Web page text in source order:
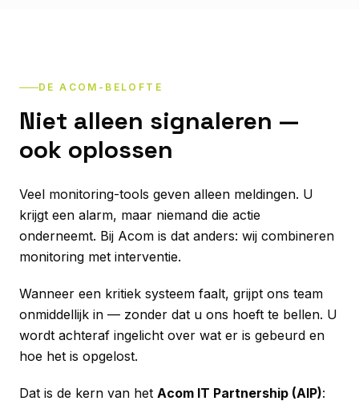
DE ACOM-BELOFTE
Niet alleen signaleren —
ook oplossen
Veel monitoring-tools geven alleen meldingen. U
krijgt een alarm, maar niemand die actie
onderneemt. Bij Acom is dat anders: wij combineren
monitoring met interventie.
Wanneer een kritiek systeem faalt, grijpt ons team
onmiddellijk in — zonder dat u ons hoeft te bellen. U
wordt achteraf ingelicht over wat er is gebeurd en
hoe het is opgelost.
Dat is de kern van het Acom IT Partnership (AIP):